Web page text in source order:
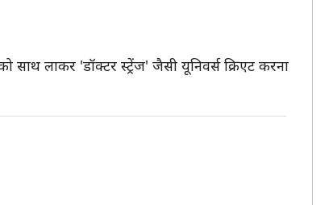
लाकर 'डॉक्टर स्ट्रेंज' जैसी यूनिवर्स क्रिएट करना